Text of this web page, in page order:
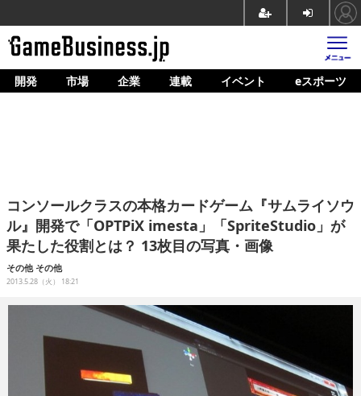
ホーム
企業動向
人材育成
産業政策
イベント/セミナー
eスポーツ
開発 市場 企業 連載 イベント eスポーツ
コンソールクラスの本格カードゲーム『サムライソウ
ル』開発で「OPTPiX imesta」「SpriteStudio」が
果たした役割とは？ 13枚目の写真・画像
その他 その他
2013.5.28（火） 18:21